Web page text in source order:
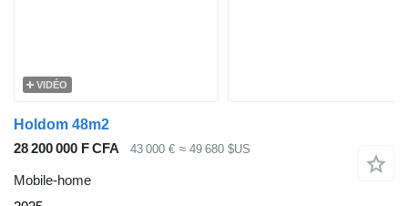
VIDÉO
Holdom 48m2
28 200 000 F CFA
43 000 € ≈ 49 680 $US
Mobile-home